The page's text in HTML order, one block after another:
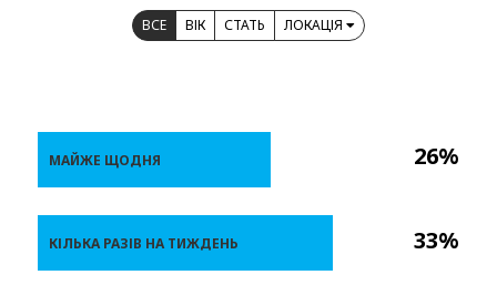
ВСЕ ВІК СТАТЬ ЛОКАЦІЯ
26%
33%
МАЙЖЕ ЩОДНЯ
КІЛЬКА РАЗІВ НА ТИЖДЕНЬ